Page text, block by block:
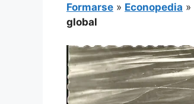
Formarse » Econopedia »
global